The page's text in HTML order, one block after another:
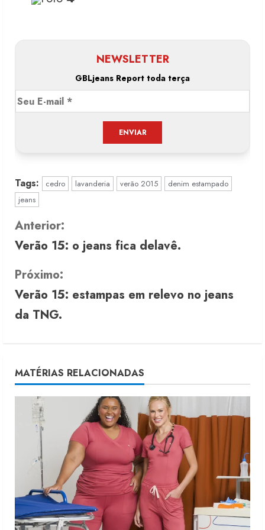
NEWSLETTER
GBLjeans Report toda terça
Tags: cedro lavanderia verão 2015
denim estampado
jeans
C
o
n
t
i
u
e
d
Anterior:
Verão 15: o jeans fica delavê.
Próximo:
Verão 15: estampas em relevo no jeans
da TNG.
MATÉRIAS RELACIONADAS